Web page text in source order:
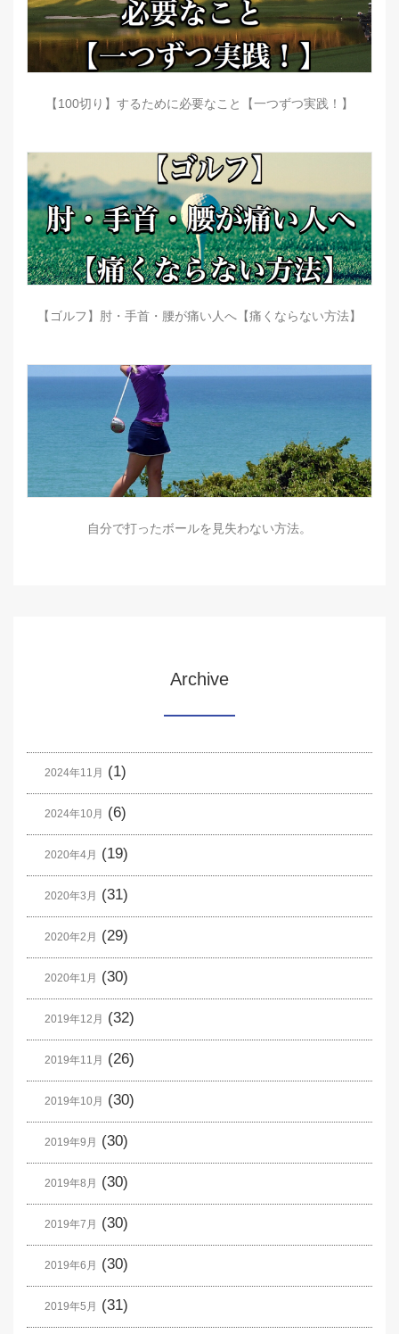
【100切り】するために必要なこと【一つずつ実践！】
【ゴルフ】肘・手首・腰が痛い人へ【痛くならない方法】
自分で打ったボールを見失わない方法。
Archive
2024年11月 (1)
2024年10月 (6)
2020年4月 (19)
2020年3月 (31)
2020年2月 (29)
2020年1月 (30)
2019年12月 (32)
2019年11月 (26)
2019年10月 (30)
2019年9月 (30)
2019年8月 (30)
2019年7月 (30)
2019年6月 (30)
2019年5月 (31)